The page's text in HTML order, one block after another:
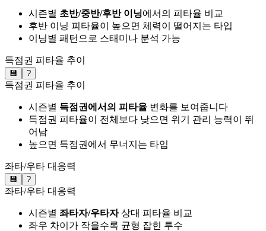
시즌별 초반/중반/후반 이닝에서의 피타율 비교
후반 이닝 피타율이 높으면 체력이 떨어지는 타입
이닝별 패턴으로 스태미나 분석 가능
득점권 피타율 추이
💾 ?
득점권 피타율 추이
시즌별 득점권에서의 피타율 변화를 보여줍니다
득점권 피타율이 전체보다 낮으면 위기 관리 능력이 뛰
어남
높으면 득점권에서 무너지는 타입
좌타/우타 대응력
💾 ?
좌타/우타 대응력
시즌별 좌타자/우타자상대 피타율 비교
좌우 차이가 작을수록 균형 잡힌 투수